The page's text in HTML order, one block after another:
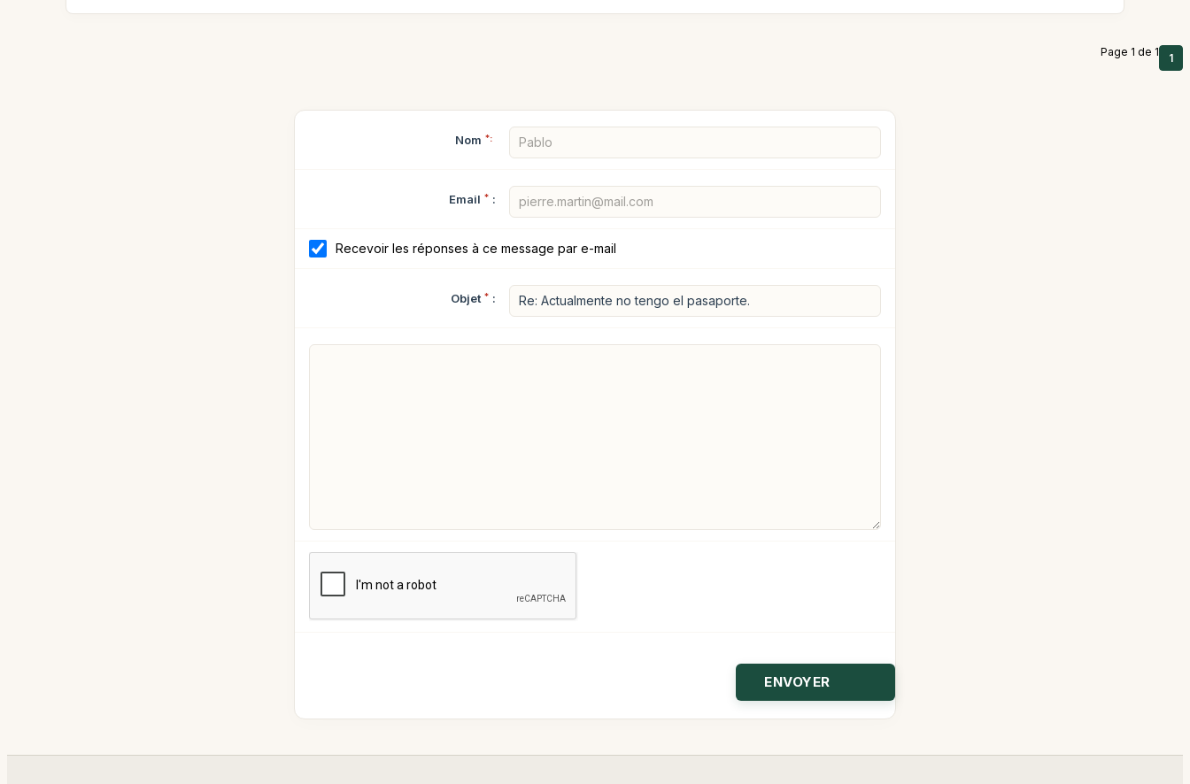
Page 1 de 1 1
Nom *:
Email * :
Recevoir les réponses à ce message par e-mail
Objet * :